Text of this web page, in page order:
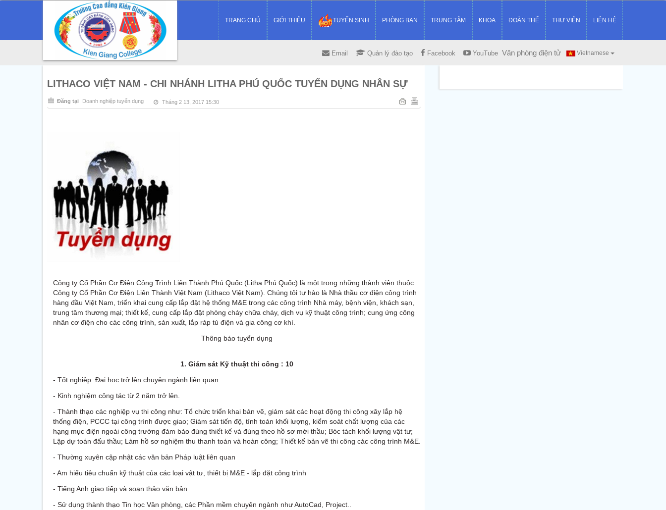
TRANG CHỦ GIỚI THIỆU TUYỂN SINH PHÒNG BAN TRUNG TÂM KHOA ĐOÀN THỂ THƯ VIỆN LIÊN HỆ
Vietnamese
Email Quản lý đào tạo Facebook YouTube Văn phòng điện tử
LITHACO VIỆT NAM - CHI NHÁNH LITHA PHÚ QUỐC TUYỂN DỤNG NHÂN SỰ
Đăng tại Doanh nghiệp tuyển dụng Tháng 2 13, 2017 15:30
Công ty Cổ Phần Cơ Điện Công Trình Liên Thành Phú Quốc (Litha Phú Quốc) là một trong những thành viên thuộc
Công ty Cổ Phần Cơ Điện Liên Thành Việt Nam (Lithaco Việt Nam). Chúng tôi tự hào là Nhà thầu cơ điện công trình
hàng đầu Việt Nam, triển khai cung cấp lắp đặt hệ thống M&E trong các công trình Nhà máy, bệnh viện, khách sạn,
trung tâm thương mại; thiết kế, cung cấp lắp đặt phòng cháy chữa cháy, dịch vụ kỹ thuật công trình; cung ứng công
nhân cơ điện cho các công trình, sản xuất, lắp ráp tủ điện và gia công cơ khí.
Thông báo tuyển dụng
1. Giám sát Kỹ thuật thi công : 10
- Tốt nghiệp Đại học trở lên chuyên ngành liên quan.
- Kinh nghiệm công tác từ 2 năm trở lên.
- Thành thạo các nghiệp vụ thi công như: Tổ chức triển khai bản vẽ, giám sát các hoạt động thi công xây lắp hệ
thống điện, PCCC tại công trình được giao; Giám sát tiến độ, tính toán khối lượng, kiểm soát chất lượng của các
hạng mục điện ngoài công trường đảm bảo đúng thiết kế và đúng theo hồ sơ mời thầu; Bóc tách khối lượng vật tư;
Lập dự toán đấu thầu; Làm hồ sơ nghiệm thu thanh toán và hoàn công; Thiết kế bản vẽ thi công các công trình M&E.
- Thường xuyên cập nhật các văn bản Pháp luật liên quan
- Am hiểu tiêu chuẩn kỹ thuật của các loại vật tư, thiết bị M&E - lắp đặt công trình
- Tiếng Anh giao tiếp và soạn thảo văn bản
- Sử dụng thành thạo Tin học Văn phòng, các Phần mềm chuyên ngành như AutoCad, Project..